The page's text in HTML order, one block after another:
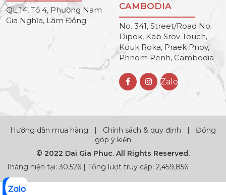
QL 14, Tổ 4, Phường Nam
Gia Nghĩa, Lâm Đồng.
CAMBODIA
No. 341, Street/Road No.
Dipok, Kab Srov Touch,
Kouk Roka, Praek Pnov,
Phnom Penh, Cambodia
Zalo
Hướng dẫn mua hàng | Chính sách & quy định | Đóng
góp ý kiến
© 2022 Dai Gia Phuc. All Rights Reserved.
Tháng hiện tại: 30,526 | Tổng lượt truy cập: 2,459,856